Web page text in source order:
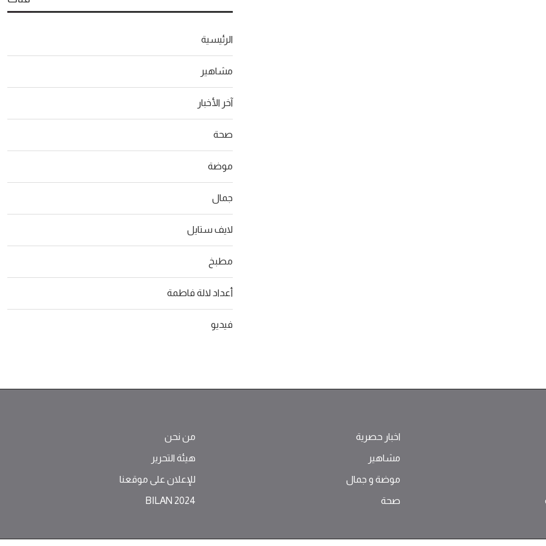
الرئيسية
مشاهير
آخر الأخبار
صحة
موضة
جمال
لايف ستايل
مطبخ
أعداد لالة فاطمة
فيديو
اخبار حصرية
مشاهير
موضة ‫و‬ ‫‬‫جمال‬
صحة
من نحن
هيئة التحرير
للإعلان على موقعنا
BILAN 2024